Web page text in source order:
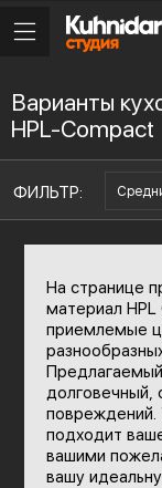
Варианты
HPL-Compact
ФИЛЬТР:
На странице
материал
приемлемые
долговечный,
повреждений.
подходит
вашими
вашу